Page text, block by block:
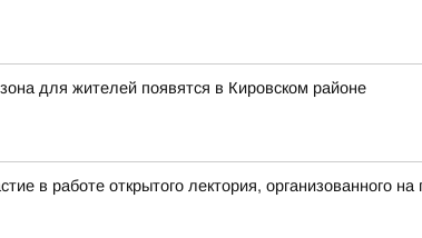
для жителей появятся в Кировском районе
в работе открытого лектория, организованного